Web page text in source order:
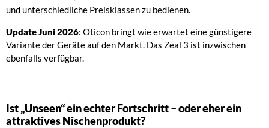
und unterschiedliche Preisklassen zu bedienen.
Update Juni 2026: Oticon bringt wie erwartet eine günstigere
Variante der Geräte auf den Markt. Das Zeal 3 ist inzwischen
ebenfalls verfügbar.
Ist „Unseen“ ein echter Fortschritt – oder eher ein
attraktives Nischenprodukt?